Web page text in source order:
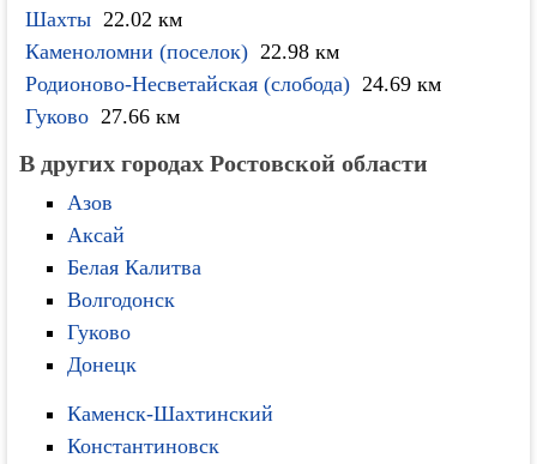
Шахты 22.02 км
Каменоломни (поселок) 22.98 км
Родионово-Несветайская (слобода) 24.69 км
Гуково 27.66 км
В других городах Ростовской области
Азов
Аксай
Белая Калитва
Волгодонск
Гуково
Донецк
Каменск-Шахтинский
Константиновск